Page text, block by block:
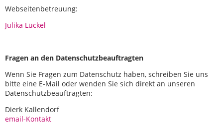
Webseitenbetreuung:
Julika Lückel
Fragen an den Datenschutzbeauftragten
Wenn Sie Fragen zum Datenschutz haben, schreiben Sie uns
bitte eine E-Mail oder wenden Sie sich direkt an unseren
Datenschutzbeauftragten:
Dierk Kallendorf
email-Kontakt